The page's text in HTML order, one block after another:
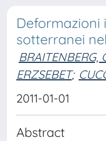
Deformazioni
sotterranei
BRAITENBERG,
ERZSEBET;
2011-01-01
Abstract